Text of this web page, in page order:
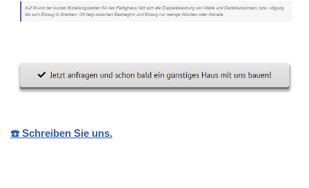
☎️ Schreiben Sie uns.